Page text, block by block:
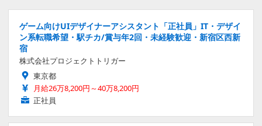
ゲーム向けUIデザイナーアシスタント「正社員」IT・デザイ
ン系転職希望・駅チカ/賞与年2回・未経験歓迎・新宿区西新
宿
株式会社プロジェクトトリガー
東京都
月給26万8,200円～40万8,200円
正社員